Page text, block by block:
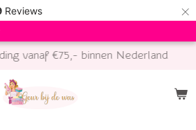
Reviews ×
vanaf €75,- binnen Nederland